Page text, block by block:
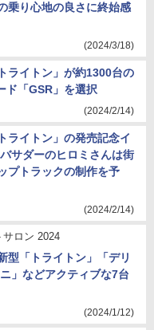
乗り心地の良さに終始感
(2024/3/18)
ライトン」が約1300台の
ド「GSR」を選択
(2024/2/14)
ライトン」の発売記念イ
サダーのヒロミさんは街
プトラックの制作を予
(2024/2/14)
サロン 2024
型「トライトン」「デリ
」などアクティブな7台
(2024/1/12)